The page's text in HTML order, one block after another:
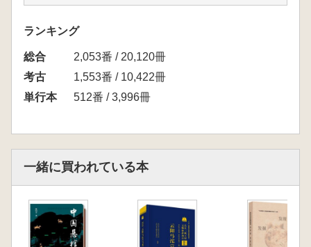
特宇宙观……历史文献很少记录这些早期的成
就,但中国有数千年营建墓葬的传统,宏大且随葬
品丰富的墓葬,是了解它们的重要途径。
世界知名汉学家、牛津大学教授杰西卡·罗森
的新作《厚土无疆》,聚焦这一关键时段,以跨越
广袤时空距离的十二座墓葬遗址为切入点,以跨
界其他主要国家文明的同步、独到,以及跨越欧
年早期中国文明的壮游。
这本书根基在考古学,所选十二座墓葬遗址,都
是近半个世纪以来中国考古学的新发现和新收
ランキング
総合
2,053番 / 20,120冊
考古
1,553番 / 10,422冊
単行本
512番 / 3,996冊
一緒に買われている本